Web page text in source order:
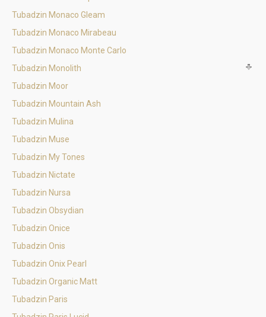
Tubadzin Monaco Gleam
Tubadzin Monaco Mirabeau
Tubadzin Monaco Monte Carlo
Tubadzin Monolith
Tubadzin Moor
Tubadzin Mountain Ash
Tubadzin Mulina
Tubadzin Muse
Tubadzin My Tones
Tubadzin Nictate
Tubadzin Nursa
Tubadzin Obsydian
Tubadzin Onice
Tubadzin Onis
Tubadzin Onix Pearl
Tubadzin Organic Matt
Tubadzin Paris